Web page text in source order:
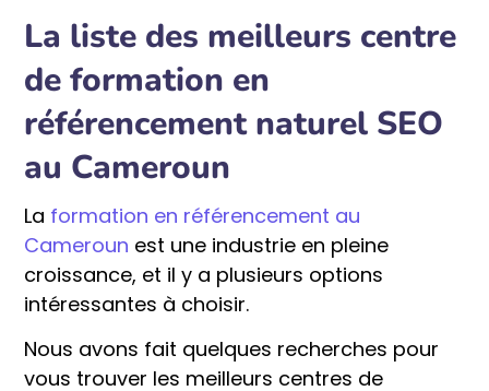
La liste des meilleurs centre
de formation en
référencement naturel SEO
au Cameroun
La formation en référencement au
Cameroun est une industrie en pleine
croissance, et il y a plusieurs options
intéressantes à choisir.
Nous avons fait quelques recherches pour
vous trouver les meilleurs centres de